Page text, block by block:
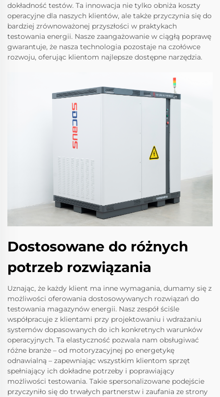
dokładność testów. Ta innowacja nie tylko obniża koszty
operacyjne dla naszych klientów, ale także przyczynia się do
bardziej zrównoważonej przyszłości w praktykach
testowania energii. Nasze zaangażowanie w ciągłą poprawę
gwarantuje, że nasza technologia pozostaje na czołówce
rozwoju, oferując klientom najlepsze dostępne narzędzia.
Dostosowane do różnych
potrzeb rozwiązania
Uznając, że każdy klient ma inne wymagania, dumamy się z
możliwości oferowania dostosowywanych rozwiązań do
testowania magazynów energii. Nasz zespół ściśle
współpracuje z klientami przy projektowaniu i wdrażaniu
systemów dopasowanych do ich konkretnych warunków
operacyjnych. Ta elastyczność pozwala nam obsługiwać
różne branże – od motoryzacyjnej po energetykę
odnawialną – zapewniając wszystkim klientom sprzęt
spełniający ich dokładne potrzeby i poprawiający
możliwości testowania. Takie spersonalizowane podejście
przyczyniło się do trwałych partnerstw i zaufania ze strony